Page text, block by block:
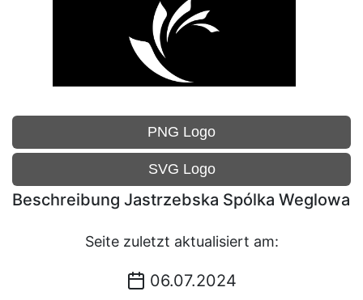
PNG Logo
SVG Logo
Beschreibung Jastrzebska Spólka Weglowa
Seite zuletzt aktualisiert am:
06.07.2024